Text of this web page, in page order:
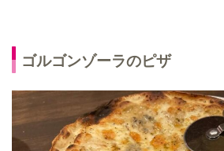
ゴルゴンゾーラのピザ